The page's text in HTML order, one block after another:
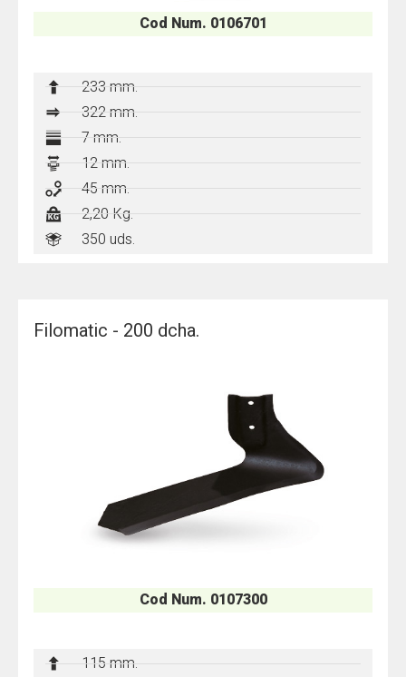
Cod Num. 0106701
233 mm.
322 mm.
7 mm.
12 mm.
45 mm.
2,20 Kg.
350 uds.
Filomatic - 200 dcha.
Cod Num. 0107300
115 mm.